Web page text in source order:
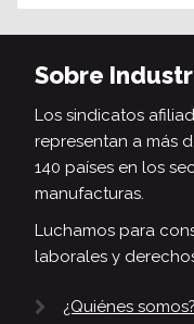
Sobre
Los sindicatos
representan a más
140 países en los
manufacturas.
Luchamos para
laborales y
¿Quiénes somos?